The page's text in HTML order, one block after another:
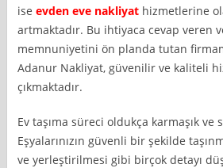
iseevden eve nakliyat hizmetlerine
artmaktadır. Bu ihtiyaca cevap veren
memnuniyetini ön planda tutan
Adanur Nakliyat, güvenilir ve kaliteli
çıkmaktadır.
Ev taşıma süreci oldukça karmaşık
Eşyalarınızın güvenli bir şekilde
ve yerleştirilmesi gibi birçok detayı